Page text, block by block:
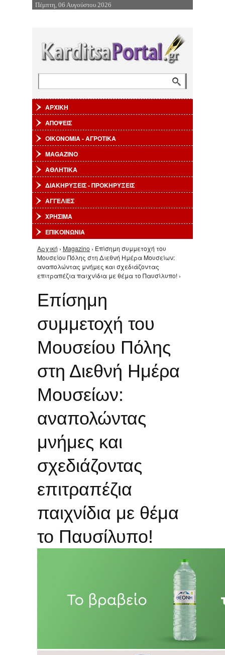
Επιστροφή στην Πλοήγηση
Πέμπτη, 06 Αυγούστου 2026
ΑΡΧΙΚΗ
ΑΠΟΨΕΙΣ
ΟΙΚΟΝΟΜΙΑ - ΑΓΡΟΤΙΚΑ
MAGAZINO
ΑΘΛΗΤΙΚΑ
ΔΙΑΚΗΡΥΞΕΙΣ - ΠΡΟΚΗΡΥΞΕΙΣ
ΑΓΓΕΛΙΕΣ
ΧΡΗΣΙΜΑ
ΕΠΙΚΟΙΝΩΝΙΑ
Είστε εδώ
Αρχική › Magazino › Επίσημη συμμετοχή του
Μουσείου Πόλης στη Διεθνή Ημέρα Μουσείων:
αναπολώντας μνήμες και σχεδιάζοντας
επιτραπέζια παιχνίδια με θέμα το Παυσίλυπο! ›
Επίσημη
συμμετοχή του
Μουσείου Πόλης
στη Διεθνή Ημέρα
Μουσείων:
αναπολώντας
μνήμες και
σχεδιάζοντας
επιτραπέζια
παιχνίδια με θέμα
το Παυσίλυπο!